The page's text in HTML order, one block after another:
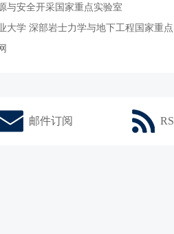
与安全开采国家重点实验室
大学 深部岩士力学与地下工程国家重
邮件订阅